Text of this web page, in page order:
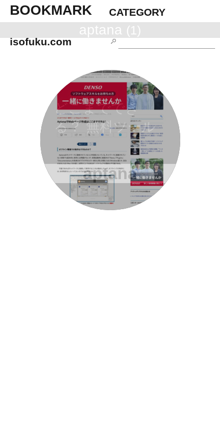
BOOKMARK CATEGORY
isofuku.com
aptana (1)
どこまででき
る？ 無料ツール
でWebサイト作
成（1）：Aptana
でWebページ作成
はここまででき
aptana